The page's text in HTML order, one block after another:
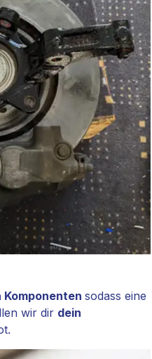
Komponenten sodass eine
wir dir dein